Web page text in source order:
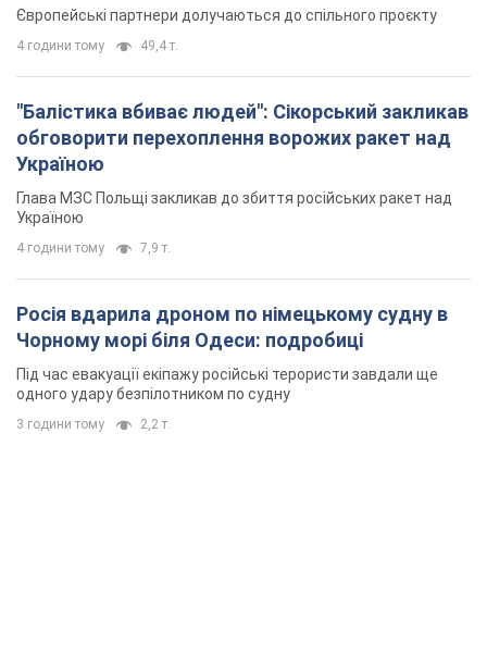
Європейські партнери долучаються до спільного проєкту
4 години тому 49,4 т.
"Балістика вбиває людей": Сікорський закликав
обговорити перехоплення ворожих ракет над
Україною
Глава МЗС Польщі закликав до збиття російських ракет над
Україною
4 години тому 7,9 т.
Росія вдарила дроном по німецькому судну в
Чорному морі біля Одеси: подробиці
Під час евакуації екіпажу російські терористи завдали ще
одного удару безпілотником по судну
3 години тому 2,2 т.